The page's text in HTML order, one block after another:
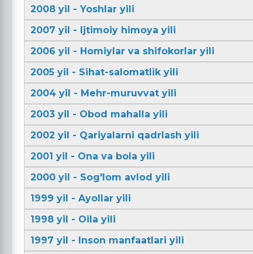
2008 yil - Yoshlar yili
2007 yil - Ijtimoiy himoya yili
2006 yil - Homiylar va shifokorlar yili
2005 yil - Sihat-salomatlik yili
2004 yil - Mehr-muruvvat yili
2003 yil - Obod mahalla yili
2002 yil - Qariyalarni qadrlash yili
2001 yil - Ona va bola yili
2000 yil - Sog'lom avlod yili
1999 yil - Ayollar yili
1998 yil - Oila yili
1997 yil - Inson manfaatlari yili